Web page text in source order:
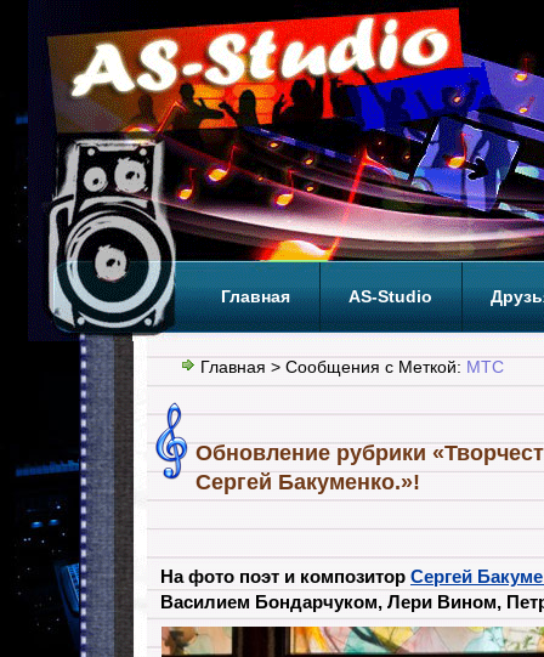
Главная AS-Studio
Теги ТОП
Главная > Сообщения с Меткой: МТС
Обновление рубрики
Сергей Бакуменко.»!
На фото поэт и композитор Сергей
Василием Бондарчуком, Лери Вином,